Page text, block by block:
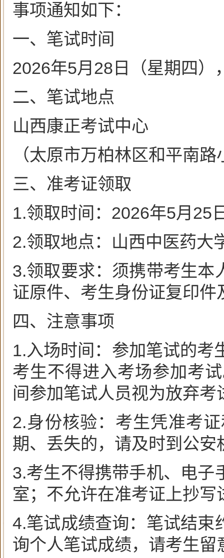
事项通知如下：
一、笔试时间
2026年5月28日（星期四）
二、笔试地点
山西康正考试中心
（太原市万柏林区和平南
三、准考证领取
1.领取时间：2026年5月25
2.领取地点：山西中医药大
3.领取要求：须携带考生本
证原件、考生身份证复印
四、注意事项
1.入场时间：参加笔试的考
考生不得进入考场参加考
间参加笔试人员视为放弃考
2.身份核验：考生凭准考
期、丢失的，请及时到公
3.考生不得携带手机、电子
室；不允许在准考证上抄
4.笔试成绩查询：笔试结束
询个人笔试成绩，请考生留